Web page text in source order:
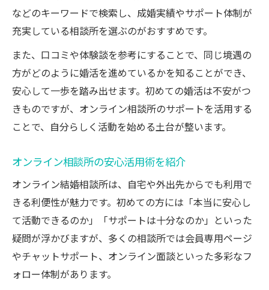
などのキーワードで検索し、成婚実績やサポート体制が
充実している相談所を選ぶのがおすすめです。
また、口コミや体験談を参考にすることで、同じ境遇の
方がどのように婚活を進めているかを知ることができ、
安心して一歩を踏み出せます。初めての婚活は不安がつ
きものですが、オンライン相談所のサポートを活用する
ことで、自分らしく活動を始める土台が整います。
オンライン相談所の安心活用術を紹介
オンライン結婚相談所は、自宅や外出先からでも利用で
きる利便性が魅力です。初めての方には「本当に安心し
て活動できるのか」「サポートは十分なのか」といった
疑問が浮かびますが、多くの相談所では会員専用ページ
やチャットサポート、オンライン面談といった多彩なフ
ォロー体制があります。